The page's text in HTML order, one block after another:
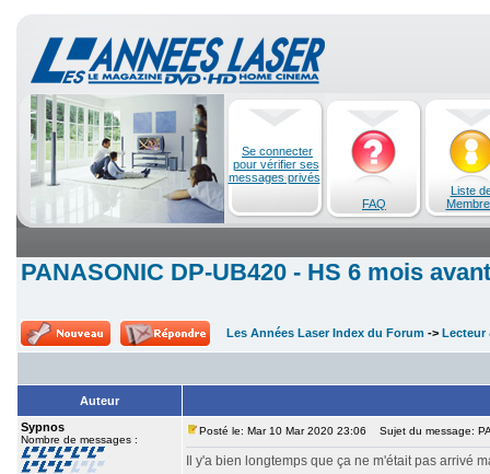
Se connecter
pour vérifier ses
messages privés
FAQ
Liste
PANASONIC DP-UB420 - HS 6 mois
Les Années Laser Index du Forum -> Lecteur
Auteur
Sypnos
Nombre de messages :
Posté le: Mar 10 Mar 2020 23:06 Sujet du message:
Il y'a bien longtemps que ça ne m'était pas arrivé